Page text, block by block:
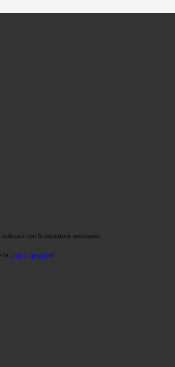
con le istruzioni necessarie.
la Login Spaggiari